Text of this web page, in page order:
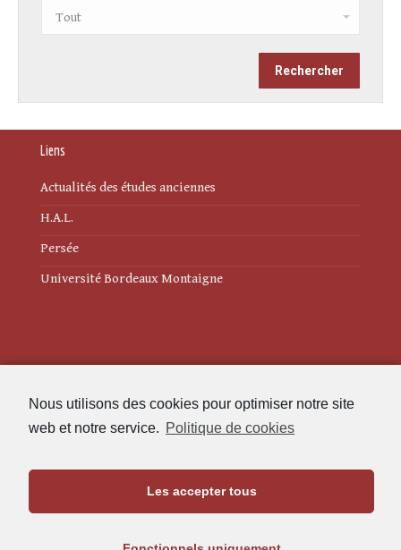
Nous utilisons des cookies pour optimiser notre site
web et notre service. Politique de cookies
Les accepter tous
Liens
Actualités des études anciennes
H.A.L.
Persée
Université Bordeaux Montaigne
Politique de cookies (UE)
Maison de l'Archéologie